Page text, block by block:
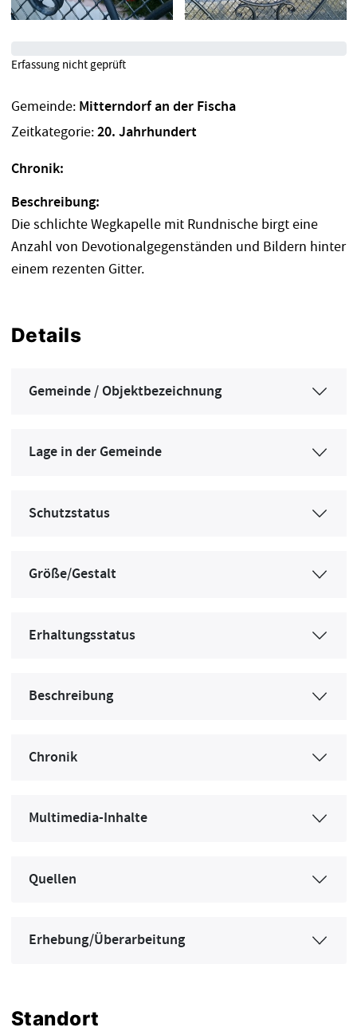
Gemeinde: Mitterndorf an der Fischa
Zeitkategorie:20. Jahrhundert
Chronik:
Beschreibung:
Die schlichte Wegkapelle mit Rundnische birgt eine
Anzahl von Devotionalgegenständen und Bildern hinter
einem rezenten Gitter.
Details
Gemeinde / Objektbezeichnung
Lage in der Gemeinde
Schutzstatus
Größe/Gestalt
Erhaltungsstatus
Beschreibung
Chronik
Multimedia-Inhalte
Quellen
Erhebung/Überarbeitung
Standort
Erfassung nicht geprüft